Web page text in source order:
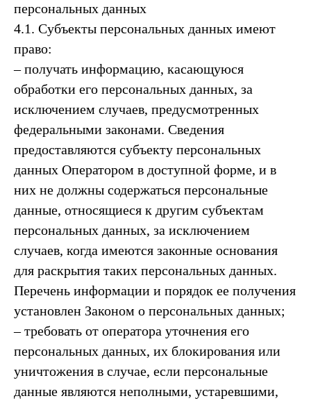
персональных данных
4.1. Субъекты персональных данных имеют
право:
– получать информацию, касающуюся
обработки его персональных данных, за
исключением случаев, предусмотренных
федеральными законами. Сведения
предоставляются субъекту персональных
данных Оператором в доступной форме, и в
них не должны содержаться персональные
данные, относящиеся к другим субъектам
персональных данных, за исключением
случаев, когда имеются законные основания
для раскрытия таких персональных данных.
Перечень информации и порядок ее получения
установлен Законом о персональных данных;
– требовать от оператора уточнения его
персональных данных, их блокирования или
уничтожения в случае, если персональные
данные являются неполными, устаревшими,